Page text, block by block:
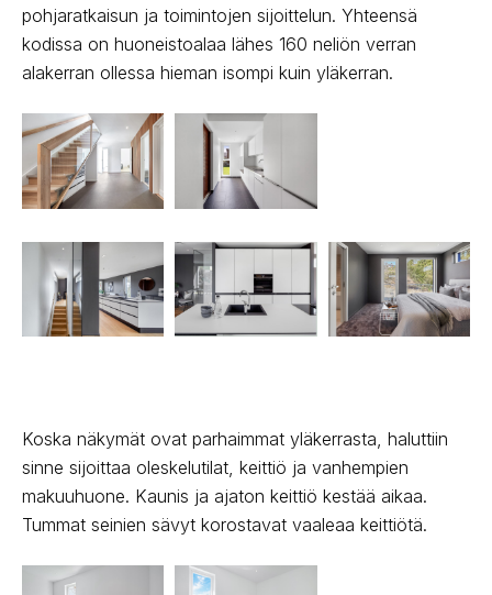
pohjaratkaisun ja toimintojen sijoittelun. Yhteensä
kodissa on huoneistoalaa lähes 160 neliön verran
alaker­ran ollessa hieman isompi kuin yläkerran.
Koska näkymät ovat parhaimmat yläkerrasta, haluttiin
sinne si­joittaa oleskelutilat, keittiö ja vanhempien
makuuhuone. Kaunis ja ajaton keittiö kestää aikaa.
Tummat seinien sävyt korostavat vaaleaa keittiötä.